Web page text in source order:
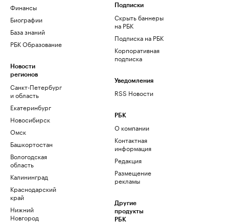
Финансы
Биографии
База знаний
РБК Образование
Новости
регионов
Санкт-Петербург
и область
Екатеринбург
Новосибирск
Омск
Башкортостан
Вологодская
область
Калининград
Краснодарский
край
Нижний
Новгород
Подписки
Скрыть баннеры
на РБК
Подписка на РБК
Корпоративная
подписка
Уведомления
RSS Новости
РБК
О компании
Контактная
информация
Редакция
Размещение
рекламы
Другие
продукты
РБК